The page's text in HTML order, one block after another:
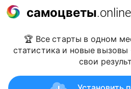
самоцветы.online
🏆 Все старты в одном
статистика и новые вызовы
свои